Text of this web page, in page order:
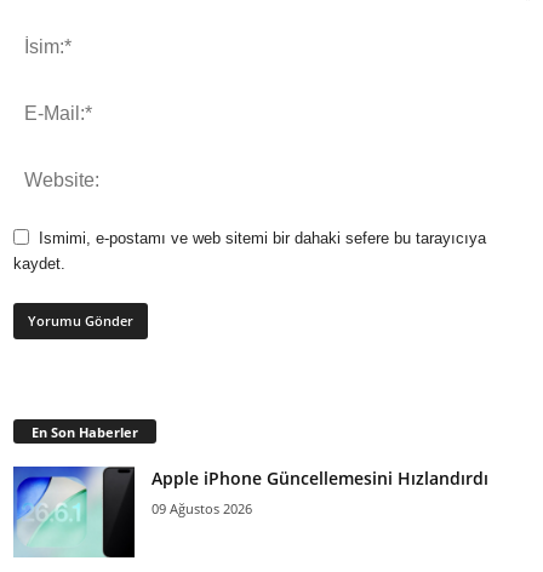
Ismimi, e-postamı ve web sitemi bir dahaki sefere bu tarayıcıya
kaydet.
En Son Haberler
Apple iPhone Güncellemesini Hızlandırdı
09 Ağustos 2026